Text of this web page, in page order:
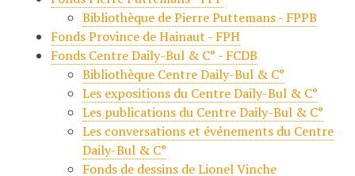
Bibliothèque de Pierre Puttemans - FPPB
Fonds Province de Hainaut - FPH
Fonds Centre Daily-Bul & C° - FCDB
Bibliothèque Centre Daily-Bul & C°
Les expositions du Centre Daily-Bul & C°
Les publications du Centre Daily-Bul & C°
Les conversations et événements du Centre
Daily-Bul & C°
Fonds de dessins de Lionel Vinche